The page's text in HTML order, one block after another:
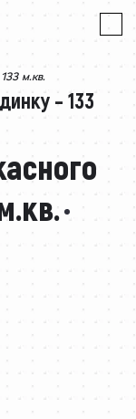
м.кв.
– 133